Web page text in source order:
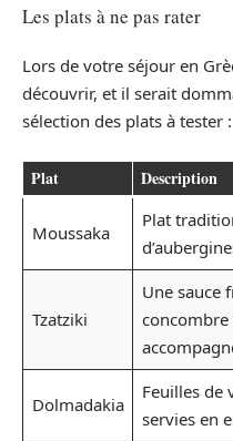
Les plats à ne pas rater
Lors de votre séjour en
découvrir, et il serait
sélection des plats à tester :
Plat Description
Moussaka
Plat
Tzatziki
Une sauce
Dolmadakia
Feuilles de
servies en